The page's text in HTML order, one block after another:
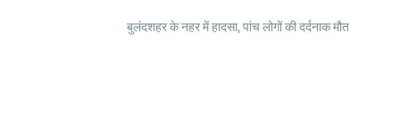
बुलंदशहर के नहर में हादसा, पांच लोगों की दर्दनाक मौत